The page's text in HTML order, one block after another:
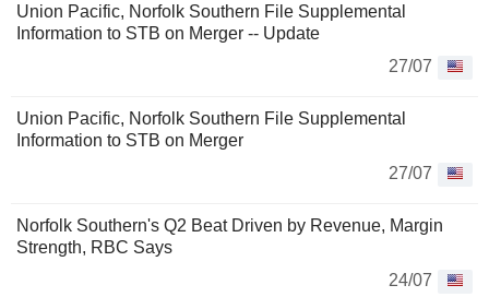
Union Pacific, Norfolk Southern File Supplemental
Information to STB on Merger -- Update
27/07
Union Pacific, Norfolk Southern File Supplemental
Information to STB on Merger
27/07
Norfolk Southern's Q2 Beat Driven by Revenue, Margin
Strength, RBC Says
24/07